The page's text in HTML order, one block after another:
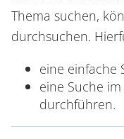
Thema suchen,
durchsuchen.
eine einfache
eine Suche
durchführen.